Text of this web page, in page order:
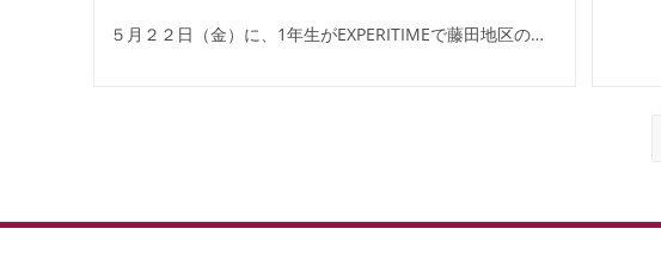
５月２２日（金）に、1年生がEXPERITIMEで藤田地区の…